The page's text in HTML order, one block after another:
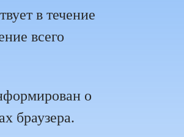
в течение
всего
о
браузера.